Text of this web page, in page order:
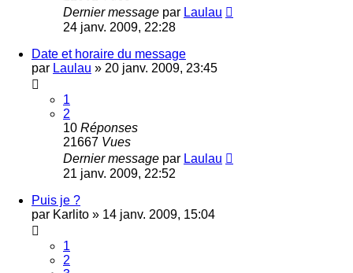
Dernier message par Laulau
24 janv. 2009, 22:28
Date et horaire du message
par Laulau » 20 janv. 2009, 23:45
1
2
10 Réponses
21667 Vues
Dernier message par Laulau
21 janv. 2009, 22:52
Puis je ?
par Karlito » 14 janv. 2009, 15:04
1
2